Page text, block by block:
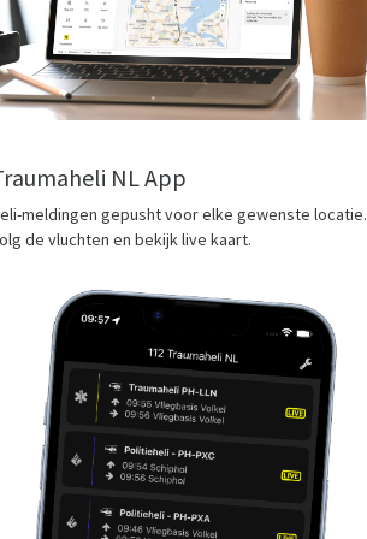
NL App
meldingen gepusht voor elke gewenste locatie.
de vluchten en bekijk live kaart.